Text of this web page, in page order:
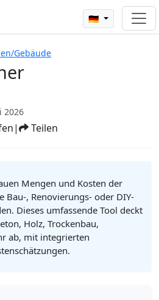
🇩🇪
Gebäude
2026
| Teilen
Mengen und Kosten der
Bau-, Renovierungs- oder DIY-
Dieses umfassende Tool deckt
Holz, Trockenbau,
ab, mit integrierten